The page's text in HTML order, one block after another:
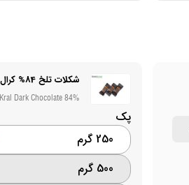
شکلات تلخ 84% کرال
Kral Dark Chocolate 84%
پک
250 گرم
500 گرم